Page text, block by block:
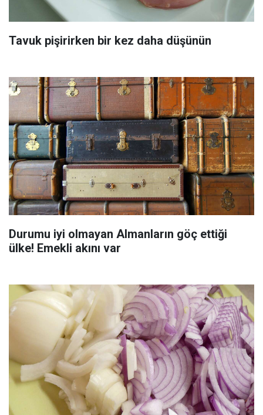
Tavuk pişirirken bir kez daha düşünün
Durumu iyi olmayan Almanların göç ettiği
ülke! Emekli akını var